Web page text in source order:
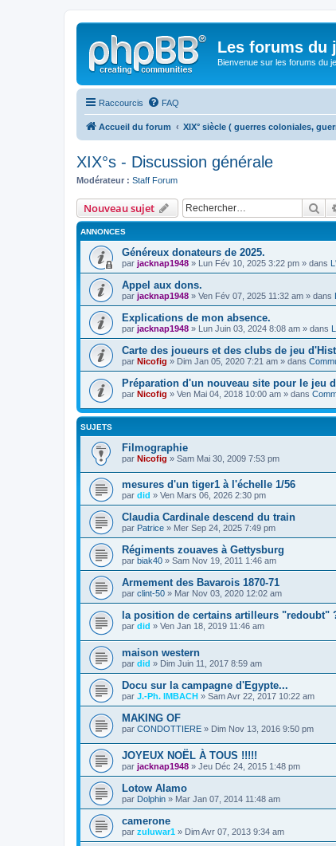
Les forums du
Bienvenue sur les forums du
Raccourcis FAQ
Accueil du forum XIX° siècle ( guerres coloniales,
XIX°s - Discussion générale
Modérateur : Staff Forum
Nouveau sujet
ANNONCES
Généreux donateurs de 2025.
par jacknap1948 » Lun Fév 10, 2025 3:22 pm » dans
Appel aux dons.
par jacknap1948 » Ven Fév 07, 2025 11:32 am » dans
Explications de mon absence.
par jacknap1948 » Lun Juin 03, 2024 8:08 am » dans
Carte des joueurs et des clubs de jeu
par Nicofig » Dim Jan 05, 2020 7:21 am » dans
Préparation d'un nouveau site pour le jeu
par Nicofig » Ven Mai 04, 2018 10:00 am » dans
SUJETS
Filmographie
par Nicofig » Sam Mai 30, 2009 7:53 pm
mesures d'un tiger1 à l'échelle 1/56
par did » Ven Mars 06, 2026 2:30 pm
Claudia Cardinale descend du train
par Patrice » Mer Sep 24, 2025 7:49 pm
Régiments zouaves à Gettysburg
par biak40 » Sam Nov 19, 2011 1:46 am
Armement des Bavarois 1870-71
par clint-50 » Mar Nov 03, 2020 12:02 am
la position de certains artilleurs "redoubt"
par did » Ven Jan 18, 2019 11:46 am
maison western
par did » Dim Juin 11, 2017 8:59 am
Docu sur la campagne d'Egypte...
par J.-Ph. IMBACH » Sam Avr 22, 2017 10:22 am
MAKING OF
par CONDOTTIERE » Dim Nov 13, 2016 9:50 pm
JOYEUX NOËL À TOUS !!!!!
par jacknap1948 » Jeu Déc 24, 2015 1:48 pm
Lotow Alamo
par Dolphin » Mar Jan 07, 2014 11:48 am
camerone
par zuluwar1 » Dim Avr 07, 2013 9:34 am